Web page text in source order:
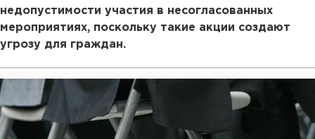
недопустимости участия в несогласованных
мероприятиях, поскольку такие акции создают
угрозу для граждан.